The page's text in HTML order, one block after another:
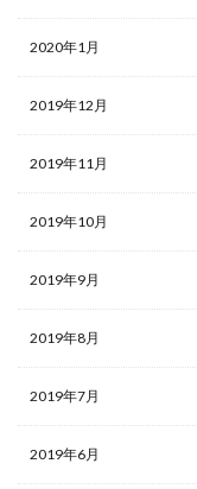
2020年1月
2019年12月
2019年11月
2019年10月
2019年9月
2019年8月
2019年7月
2019年6月